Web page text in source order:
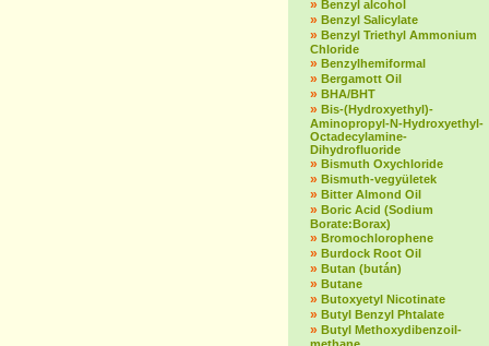
» Benzyl alcohol
» Benzyl Salicylate
» Benzyl Triethyl Ammonium
Chloride
» Benzylhemiformal
» Bergamott Oil
» BHA/BHT
» Bis-(Hydroxyethyl)-
Aminopropyl-N-Hydroxyethyl-
Octadecylamine-
Dihydrofluoride
» Bismuth Oxychloride
» Bismuth-vegyületek
» Bitter Almond Oil
» Boric Acid (Sodium
Borate:Borax)
» Bromochlorophene
» Burdock Root Oil
» Butan (bután)
» Butane
» Butoxyetyl Nicotinate
» Butyl Benzyl Phtalate
» Butyl Methoxydibenzoil-